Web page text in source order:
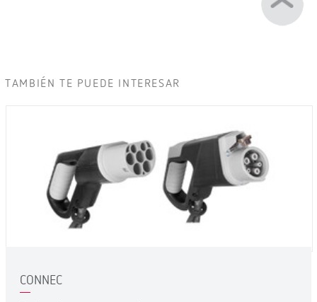
TAMBIÉN TE PUEDE INTERESAR
CONNEC